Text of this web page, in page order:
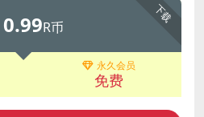
下载
0.99R币
永久会员
免费